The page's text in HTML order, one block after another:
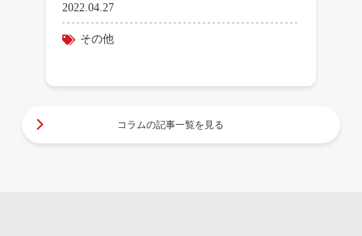
2022.04.27
その他
コラムの記事一覧を見る